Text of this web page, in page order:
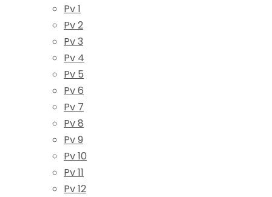
Pv 1
Pv 2
Pv 3
Pv 4
Pv 5
Pv 6
Pv 7
Pv 8
Pv 9
Pv 10
Pv 11
Pv 12